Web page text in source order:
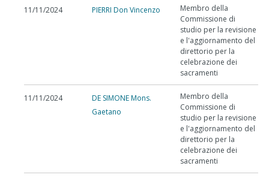
11/11/2024 PIERRI Don Vincenzo
Membro della
Commissione di
studio per la revisione
e l'aggiornamento del
direttorio per la
celebrazione dei
sacramenti
11/11/2024
DE SIMONE Mons.
Gaetano
Membro della
Commissione di
studio per la revisione
e l'aggiornamento del
direttorio per la
celebrazione dei
sacramenti